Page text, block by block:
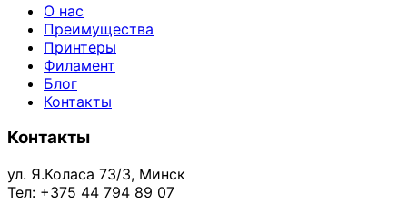
О нас
Преимущества
Принтеры
Филамент
Блог
Контакты
Контакты
ул. Я.Коласа 73/3, Минск
Тел: +375 44 794 89 07